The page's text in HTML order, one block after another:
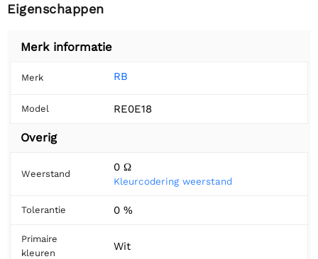
Eigenschappen
Merk informatie
Merk RB
Model RE0E18
Overig
Weerstand
0 Ω
Kleurcodering weerstand
Tolerantie 0 %
Primaire
kleuren
Wit